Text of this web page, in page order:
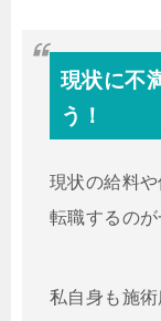
現状に不
う！
現状の給料
転職するのが
私自身も施術